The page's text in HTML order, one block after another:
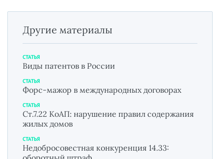
Другие материалы
СТАТЬЯ
Виды патентов в России
СТАТЬЯ
Форс-мажор в международных договорах
СТАТЬЯ
Ст.7.22 КоАП: нарушение правил содержания
жилых домов
СТАТЬЯ
Недобросовестная конкуренция 14.33: